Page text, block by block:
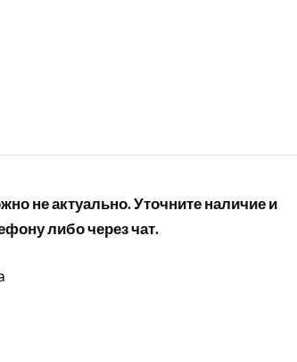
не актуально. Уточните наличие и
либо через чат.